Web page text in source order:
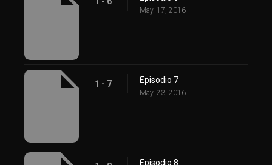
May. 17, 2016
1 - 7 Episodio 7
May. 23, 2016
Episodio 8